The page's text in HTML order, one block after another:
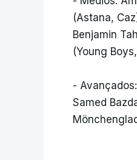
(Astana,
Benjamin
(Young
-
Samed